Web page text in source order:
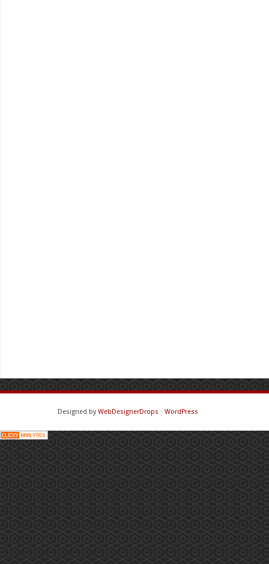
Designed byWebDesignerDrops ⋅ WordPress